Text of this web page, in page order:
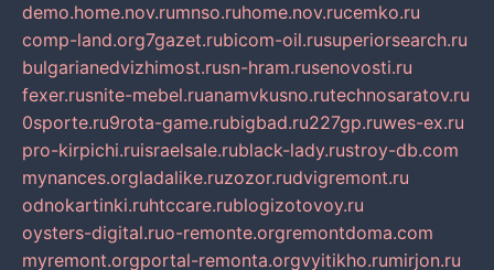
demo.home.nov.rumnso.ruhome.nov.rucemko.ru
comp-land.org7gazet.rubicom-oil.rusuperiorsearch.ru
bulgarianedvizhimost.rusn-hram.rusenovosti.ru
fexer.rusnite-mebel.ruanamvkusno.rutechnosaratov.ru
0sporte.ru9rota-game.rubigbad.ru227gp.ruwes-ex.ru
pro-kirpichi.ruisraelsale.rublack-lady.rustroy-db.com
mynances.orgladalike.ruzozor.rudvigremont.ru
odnokartinki.ruhtccare.rublogizotovoy.ru
oysters-digital.ruo-remonte.orgremontdoma.com
myremont.orgportal-remonta.orgvyitikho.rumirjon.ru